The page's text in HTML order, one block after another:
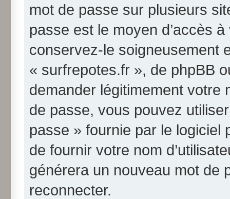
mot de passe sur plusieurs
passe est le moyen d’accès
conservez-le soigneusement
« surfrepotes.fr », de phpBB
demander légitimement votre
de passe, vous pouvez
passe » fournie par le logiciel
de fournir votre nom
générera un nouveau mot de
reconnecter.